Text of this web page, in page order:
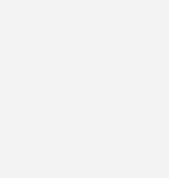
Praxis: die